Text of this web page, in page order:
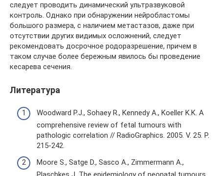
следует проводить динамический ультразвуковой
контроль. Однако при обнаружении нейробластомы
большого размера, с наличием метастазов, даже при
отсутствии других видимых осложнений, следует
рекомендовать досрочное родоразрешение, причем в
таком случае более бережным явилось бы проведение
кесарева сечения.
Литература
Woodward P.J., Sohaey R., Kennedy A., Koeller K.K. A
comprehensive review of fetal tumours with
pathologic correlation // RadioGraphics. 2005. V. 25. P.
215-242.
Moore S., Satge D., Sasco A., Zimmermann A.,